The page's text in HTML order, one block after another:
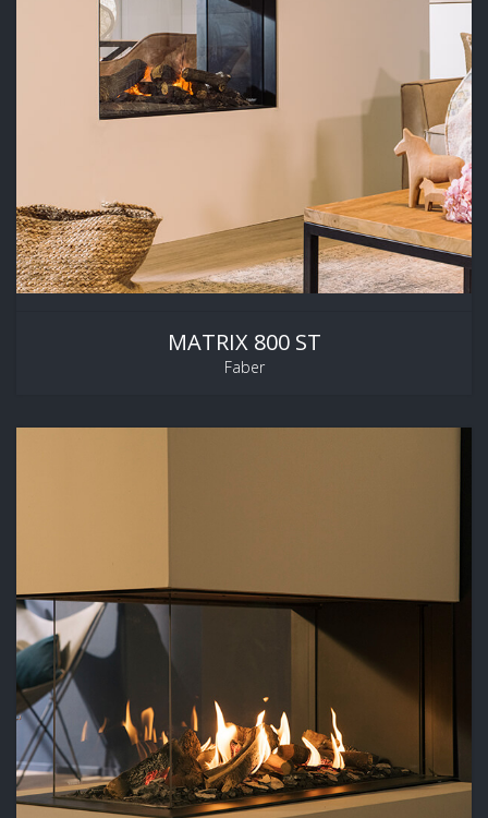
MATRIX 800 ST
Faber